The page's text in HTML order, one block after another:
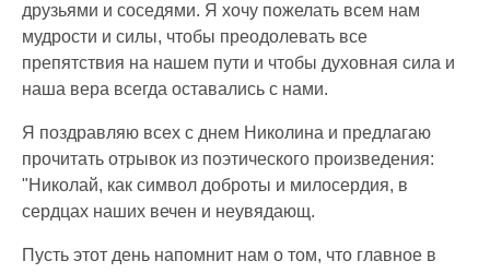
друзьями и соседями. Я хочу пожелать всем нам
мудрости и силы, чтобы преодолевать все
препятствия на нашем пути и чтобы духовная сила и
наша вера всегда оставались с нами.
Я поздравляю всех с днем Николина и предлагаю
прочитать отрывок из поэтического произведения:
"Николай, как символ доброты и милосердия, в
сердцах наших вечен и неувядающ.
Пусть этот день напомнит нам о том, что главное в